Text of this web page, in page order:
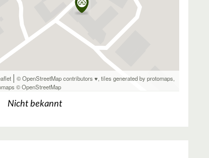
| © OpenStreetMap contributors ♥,tiles generated by protomaps,
©OpenStreetMap
Nicht bekannt